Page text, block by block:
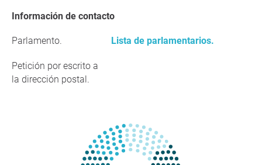
Información de contacto
Parlamento. Lista de parlamentarios.
Petición por escrito a
la dirección postal.